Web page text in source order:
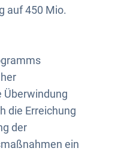
auf 450 Mio.
Überwindung
die Erreichung
der
ein